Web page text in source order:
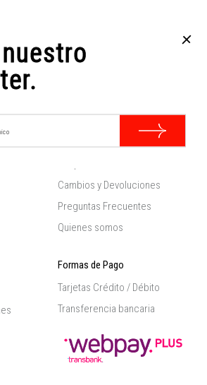
+
Cambios y Devoluciones
Preguntas Frecuentes
Quienes somos
Formas de Pago
Tarjetas Crédito / Débito
Transferencia bancaria